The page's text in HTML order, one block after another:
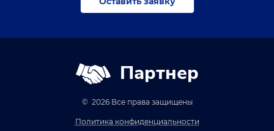
Партнер
© 2026 Все права защищены
Политика конфиденциальности